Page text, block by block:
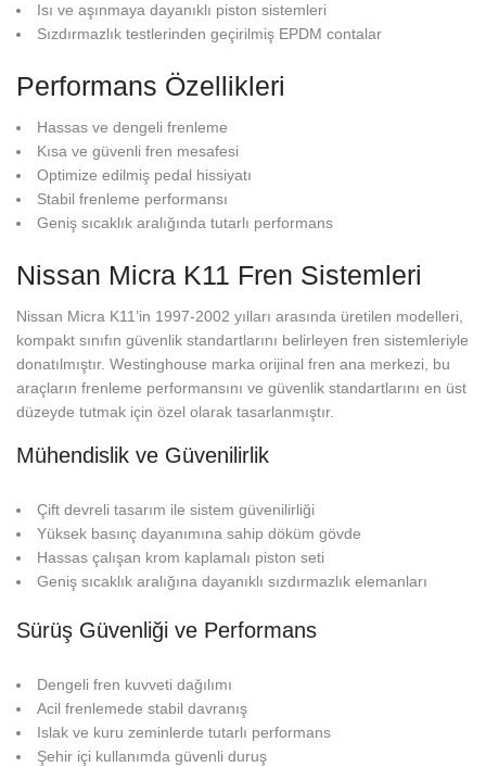
Isı ve aşınmaya dayanıklı piston sistemleri
Sızdırmazlık testlerinden geçirilmiş EPDM contalar
Performans Özellikleri
Hassas ve dengeli frenleme
Kısa ve güvenli fren mesafesi
Optimize edilmiş pedal hissiyatı
Stabil frenleme performansı
Geniş sıcaklık aralığında tutarlı performans
Nissan Micra K11 Fren Sistemleri
Nissan Micra K11’in 1997-2002 yılları arasında üretilen modelleri,
kompakt sınıfın güvenlik standartlarını belirleyen fren sistemleriyle
donatılmıştır. Westinghouse marka orijinal fren ana merkezi, bu
araçların frenleme performansını ve güvenlik standartlarını en üst
düzeyde tutmak için özel olarak tasarlanmıştır.
Mühendislik ve Güvenilirlik
Çift devreli tasarım ile sistem güvenilirliği
Yüksek basınç dayanımına sahip döküm gövde
Hassas çalışan krom kaplamalı piston seti
Geniş sıcaklık aralığına dayanıklı sızdırmazlık elemanları
Sürüş Güvenliği ve Performans
Dengeli fren kuvveti dağılımı
Acil frenlemede stabil davranış
Islak ve kuru zeminlerde tutarlı performans
Şehir içi kullanımda güvenli duruş